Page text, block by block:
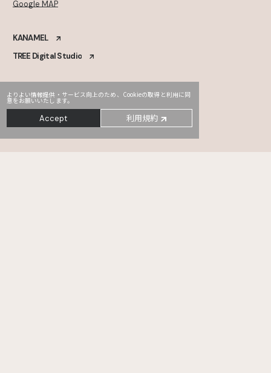
よりよい情報提供・サービス向上のため、Cookieの取得と利用に同
意をお願いいたします。
Accept 利用規約
Google MAP
KANAMEL
TREE Digital Studio